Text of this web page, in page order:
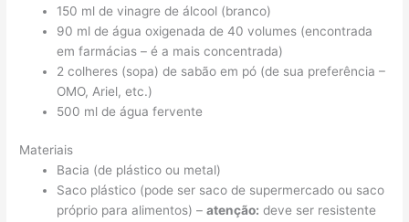
150 ml de vinagre de álcool (branco)
90 ml de água oxigenada de 40 volumes (encontrada
em farmácias – é a mais concentrada)
2 colheres (sopa) de sabão em pó (de sua preferência –
OMO, Ariel, etc.)
500 ml de água fervente
Materiais
Bacia (de plástico ou metal)
Saco plástico (pode ser saco de supermercado ou saco
próprio para alimentos) –atenção: deve ser resistente